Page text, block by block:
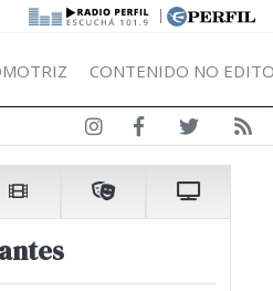
|
CONTENIDO NO